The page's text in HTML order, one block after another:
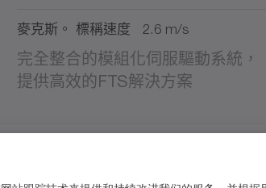
麥克斯。 標稱速度 2.6 m/s
完全整合的模組化伺服驅動系統，
提供高效的FTS解決方案